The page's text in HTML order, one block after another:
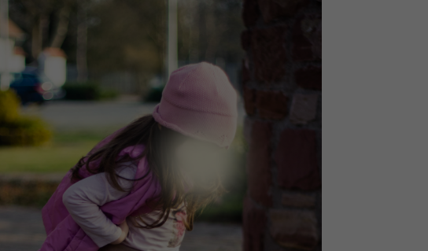
Essenziell (1)
Essenzielle Cookies ermöglichen grundlegende
Funktionen und sind für die einwandfreie Funktion der
Website erforderlich.
Externe Medien (7)
Inhalte von Videoplattformen und Social-Media-
Plattformen werden standardmäßig blockiert. Wenn
Cookies von externen Medien akzeptiert werden, bedarf
der Zugriff auf diese Inhalte keiner manuellen Einwilligung
mehr.